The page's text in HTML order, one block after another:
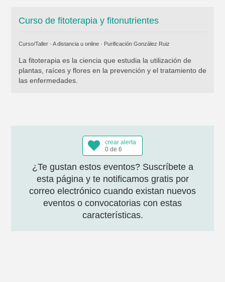
Curso de fitoterapia y fitonutrientes
Curso/Taller · A distancia u online · Purificación González Ruiz
La fitoterapia es la ciencia que estudia la utilización de
plantas, raíces y flores en la prevención y el tratamiento de
las enfermedades.
crear alerta
0 de 6
¿Te gustan estos eventos? Suscríbete a
esta página y te notificamos gratis por
correo electrónico cuando existan nuevos
eventos o convocatorias con estas
características.